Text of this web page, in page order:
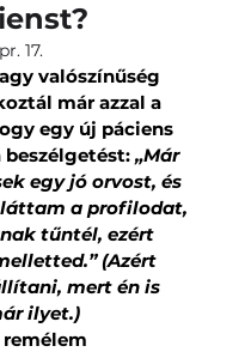
17.
valószínűség
már azzal a
egy új páciens
beszélgetést: „Már
egy jó orvost, és
a profilodat,
tűntél, ezért
(Azért
mert én is
ilyet.)